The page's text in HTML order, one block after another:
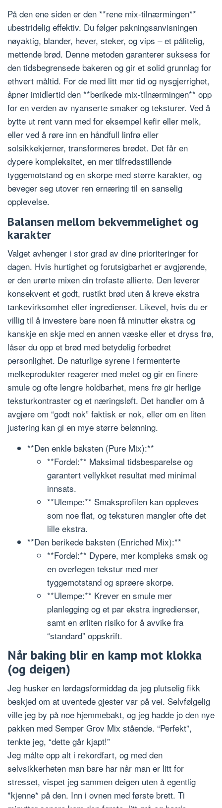
På den ene siden er den **rene mix-tilnærmingen**
ubestridelig effektiv. Du følger pakningsanvisningen
nøyaktig, blander, hever, steker, og vips – et pålitelig,
mettende brød. Denne metoden garanterer suksess for
den tidsbegrensede bakeren og gir et solid grunnlag for
ethvert måltid. For de med litt mer tid og nysgjerrighet,
åpner imidlertid den **berikede mix-tilnærmingen** opp
for en verden av nyanserte smaker og teksturer. Ved å
bytte ut rent vann med for eksempel kefir eller melk,
eller ved å røre inn en håndfull linfrø eller
solsikkekjerner, transformeres brødet. Det får en
dypere kompleksitet, en mer tilfredsstillende
tyggemotstand og en skorpe med større karakter, og
beveger seg utover ren ernæring til en sanselig
opplevelse.
Balansen mellom bekvemmelighet og
karakter
Valget avhenger i stor grad av dine prioriteringer for
dagen. Hvis hurtighet og forutsigbarhet er avgjørende,
er den urørte mixen din trofaste allierte. Den leverer
konsekvent et godt, rustikt brød uten å kreve ekstra
tankevirksomhet eller ingredienser. Likevel, hvis du er
villig til å investere bare noen få minutter ekstra og
kanskje en skje med en annen væske eller et dryss frø,
låser du opp et brød med betydelig forbedret
personlighet. De naturlige syrene i fermenterte
melkeprodukter reagerer med melet og gir en finere
smule og ofte lengre holdbarhet, mens frø gir herlige
teksturkontraster og et næringsløft. Det handler om å
avgjøre om “godt nok” faktisk er nok, eller om en liten
justering kan gi en mye større belønning.
**Den enkle baksten (Pure Mix):**
**Fordel:** Maksimal tidsbesparelse og
garantert vellykket resultat med minimal
innsats.
**Ulempe:** Smaksprofilen kan oppleves
som noe flat, og teksturen mangler ofte det
lille ekstra.
**Den berikede baksten (Enriched Mix):**
**Fordel:** Dypere, mer kompleks smak og
en overlegen tekstur med mer
tyggemotstand og sprøere skorpe.
**Ulempe:** Krever en smule mer
planlegging og et par ekstra ingredienser,
samt en ørliten risiko for å avvike fra
“standard” oppskrift.
Når baking blir en kamp mot klokka
(og deigen)
Jeg husker en lørdagsformiddag da jeg plutselig fikk
beskjed om at uventede gjester var på vei. Selvfølgelig
ville jeg by på noe hjemmebakt, og jeg hadde jo den nye
pakken med Semper Grov Mix stående. “Perfekt”,
tenkte jeg, “dette går kjapt!”
Jeg målte opp alt i rekordfart, og med den
selvsikkerheten man bare har når man er litt for
stresset, vispet jeg sammen deigen uten å egentlig
*kjenne* på den. Inn i ovnen med første brett. Ti